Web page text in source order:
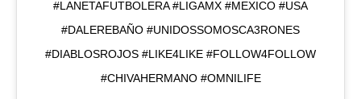
#LANETAFUTBOLERA #LIGAMX #MEXICO #USA
#DALEREBAÑO #UNIDOSSOMOSCA3RONES
#DIABLOSROJOS #LIKE4LIKE #FOLLOW4FOLLOW
#CHIVAHERMANO #OMNILIFE